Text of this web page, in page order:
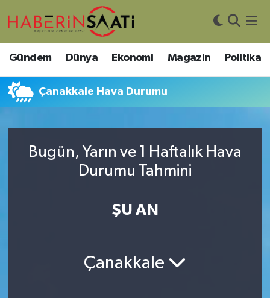
Gündem Dünya Ekonomi Magazin Politika
Çanakkale Hava Durumu
Bugün, Yarın ve 1 Haftalık Hava
Durumu Tahmini
ŞU AN
Çanakkale
Asayiş
Bilim ve Teknoloji
Çevre
Nöbetçi Eczaneler
Hava Durumu
Trafik Durumu
Tüm Manşetler